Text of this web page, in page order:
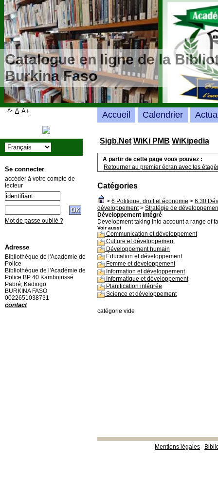
Catalogue en ligne de la
Burkina Faso
Sigb.Net WiKi PMB WiKipedia
A partir de cette page vous pouvez :
Retourner au premier écran avec les
Catégories
> 6 Politique, droit et économie > 6.30
développement> Stratégie de
Développement intégré
Development taking into account a range of
Voir aussi
Communication et développement
Culture et développement
Développement humain
Éducation et développement
Femme et développement
Information et développement
Informatique et développement
Planification intégrée
Science et développement
catégorie vide
Mentions légales
Accueil Calendrier
A- A A+
Se connecter
accéder à votre compte de
lecteur
Mot de passe oublié ?
Adresse
Bibliothèque de l'Académie de
Police
Bibliothèque de l'Académie de
Police BP 40 Kamboinssé
Pabré, Kadiogo
BURKINA FASO
0022651038731
contact